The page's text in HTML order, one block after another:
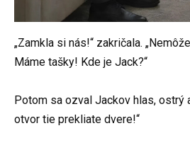
„Zamkla si nás!“ zakričala.
Máme tašky! Kde je Jack?“
Potom sa ozval Jackov hlas, ostrý
otvor tie prekliate dvere!“